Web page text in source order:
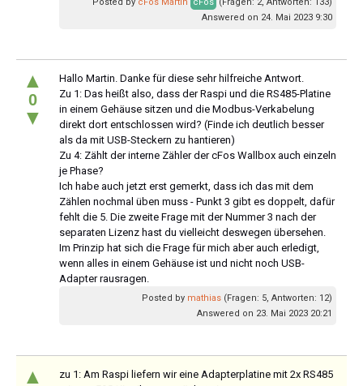
Answered on 24. Mai 2023 9:30
▲
0
▼
Hallo Martin. Danke für diese sehr hilfreiche Antwort.
Zu 1: Das heißt also, dass der Raspi und die RS485-Platine
in einem Gehäuse sitzen und die Modbus-Verkabelung
direkt dort entschlossen wird? (Finde ich deutlich besser
als da mit USB-Steckern zu hantieren)
Zu 4: Zählt der interne Zähler der cFos Wallbox auch einzeln
je Phase?
Ich habe auch jetzt erst gemerkt, dass ich das mit dem
Zählen nochmal üben muss - Punkt 3 gibt es doppelt, dafür
fehlt die 5. Die zweite Frage mit der Nummer 3 nach der
separaten Lizenz hast du vielleicht deswegen übersehen.
Im Prinzip hat sich die Frage für mich aber auch erledigt,
wenn alles in einem Gehäuse ist und nicht noch USB-
Adapter rausragen.
Posted by mathias (Fragen: 5, Antworten: 12)
Answered on 23. Mai 2023 20:21
▲
zu 1: Am Raspi liefern wir eine Adapterplatine mit 2x RS485